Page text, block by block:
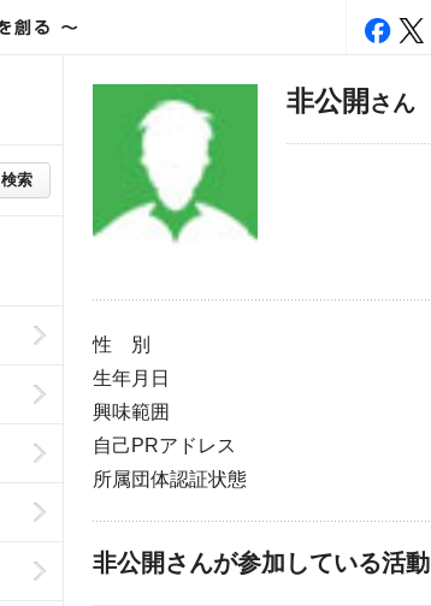
非公開 さん
性 別
生年月日
興味範囲
自己PRアドレス
所属団体認証状態
非公開さんが参加している活動
検索